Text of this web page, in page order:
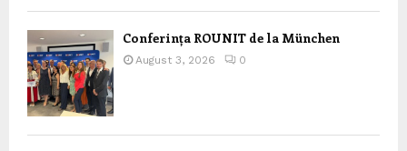
Conferința ROUNIT de la München
August 3, 2026 0